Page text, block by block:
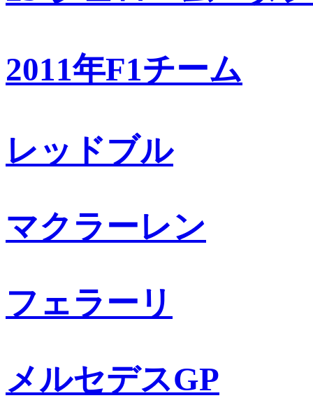
2011年F1チーム
レッドブル
マクラーレン
フェラーリ
メルセデスGP